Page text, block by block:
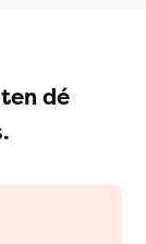
dé